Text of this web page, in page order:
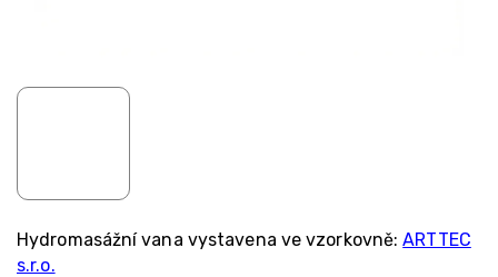
Hydromasážní vana vystavena ve vzorkovně:ARTTEC
s.r.o.